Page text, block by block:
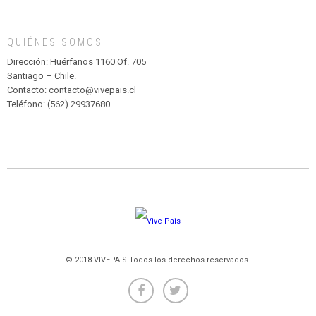
MADAGASCAR
PARQUE
HURATDO
QUIÉNES SOMOS
Dirección: Huérfanos 1160 Of. 705
Santiago – Chile.
Contacto: contacto@vivepais.cl
Teléfono: (562) 29937680
© 2018 VIVEPAIS Todos los derechos reservados.